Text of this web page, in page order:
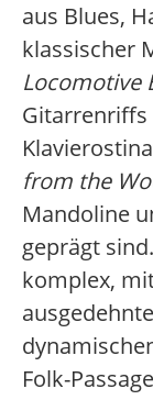
aus Blues,
klassischer
Locomotive
from the
Mandoline
geprägt
komplex,
Folk-